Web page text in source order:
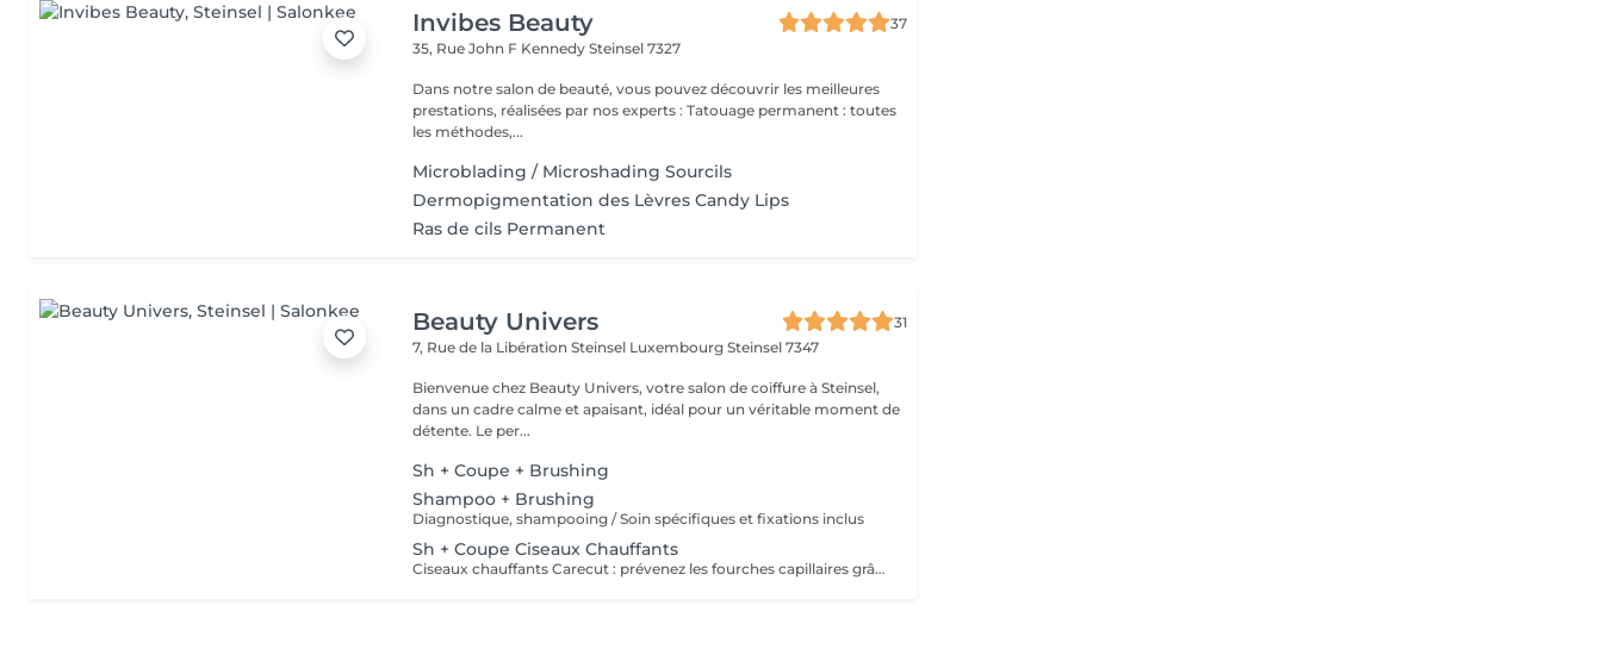
Invibes Beauty
37
35, Rue John F KennedySteinsel 7327
Dans notre salon de beauté, vous pouvez découvrir les meilleures
prestations, réalisées par nos experts : Tatouage permanent : toutes
les méthodes,...
Microblading / Microshading Sourcils
Dermopigmentation des Lèvres Candy Lips
Ras de cils Permanent
Beauty Univers
31
7, Rue de la Libération Steinsel LuxembourgSteinsel 7347
Bienvenue chez Beauty Univers, votre salon de coiffure à Steinsel,
dans un cadre calme et apaisant, idéal pour un véritable moment de
détente. Le per...
Sh + Coupe + Brushing
Shampoo + Brushing
Diagnostique, shampooing / Soin spécifiques et fixations inclus
Sh + Coupe Ciseaux Chauffants
Ciseaux chauffants Carecut : prévenez les fourches capillaires grâce aux lames chauffantes. En effet, la chaleur apportée par les lames chauffantes permet aux substances hydratantes et nutritives présentes dans les fibres capillaires, ainsi qu'aux pigments, de rester à l'intérieur de celle-ci. Le cheveu cicatrise ainsi immédiatement, croit en résistance et garde une forme belle et une texture douce. Brushing non compris